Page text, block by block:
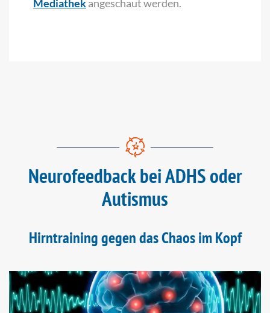
Mediathekangeschaut werden.
Neurofeedback bei ADHS oder
Autismus
Hirntraining gegen das Chaos im Kopf